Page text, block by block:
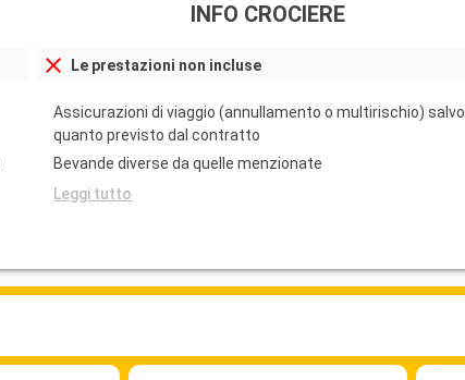
INFO CROCIERE
Le prestazioni non incluse
Assicurazioni di viaggio (annullamento o multirischio) salvo
quanto previsto dal contratto
Bevande diverse da quelle menzionate
Leggi tutto